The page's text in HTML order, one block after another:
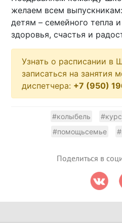
желаем всем
детям – семейного тепла
здоровья, счастья и
Узнать о расписании в
записаться на занятия
диспетчера: +7 (950)
#колыбель
#помощьсемье
Поделиться в